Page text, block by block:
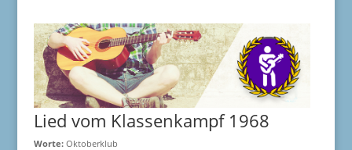
Lied vom Klassenkampf 1968
Worte:Oktoberklub